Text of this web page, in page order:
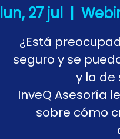
lun, 27 jul
  |
¿Está
seguro y se
y la de
InveQ Asesoría
sobre cómo